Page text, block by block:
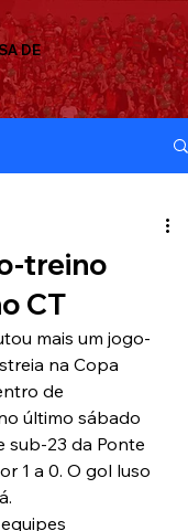
DE
treino
CT
mais um jogo-
na Copa
de
último sábado
sub-23 da Ponte
1 a 0. O gol luso